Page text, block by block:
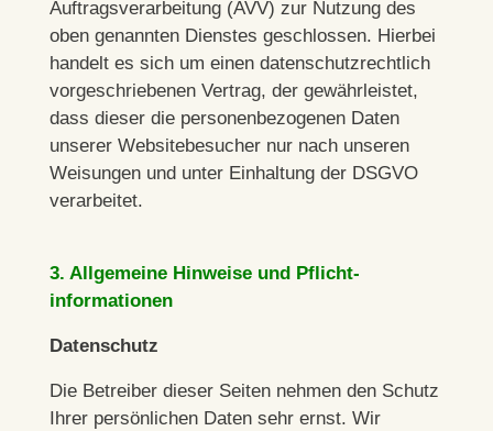
Auftragsverarbeitung (AVV) zur Nutzung des
oben genannten Dienstes geschlossen. Hierbei
handelt es sich um einen datenschutzrechtlich
vorgeschriebenen Vertrag, der gewährleistet,
dass dieser die personenbezogenen Daten
unserer Websitebesucher nur nach unseren
Weisungen und unter Einhaltung der DSGVO
verarbeitet.
3. Allgemeine Hinweise und Pflicht­
informationen
Datenschutz
Die Betreiber dieser Seiten nehmen den Schutz
Ihrer persönlichen Daten sehr ernst. Wir